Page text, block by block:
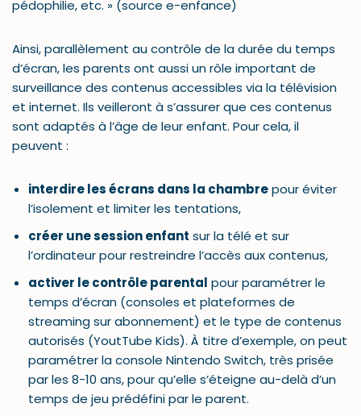
pédophilie, etc. » (source e-enfance)
Ainsi, parallèlement au contrôle de la durée du temps
d’écran, les parents ont aussi un rôle important de
surveillance des contenus accessibles via la télévision
et internet. Ils veilleront à s’assurer que ces contenus
sont adaptés à l’âge de leur enfant. Pour cela, il
peuvent :
interdire les écrans dans la chambrepour éviter
l’isolement et limiter les tentations,
créer une session enfant sur la télé et sur
l’ordinateur pour restreindre l’accès aux contenus,
activer le contrôle parental pour paramétrer le
temps d’écran (consoles et plateformes de
streaming sur abonnement) et le type de contenus
autorisés (YoutTube Kids). À titre d’exemple, on peut
paramétrer la console Nintendo Switch, très prisée
par les 8-10 ans, pour qu’elle s’éteigne au-delà d’un
temps de jeu prédéfini par le parent.